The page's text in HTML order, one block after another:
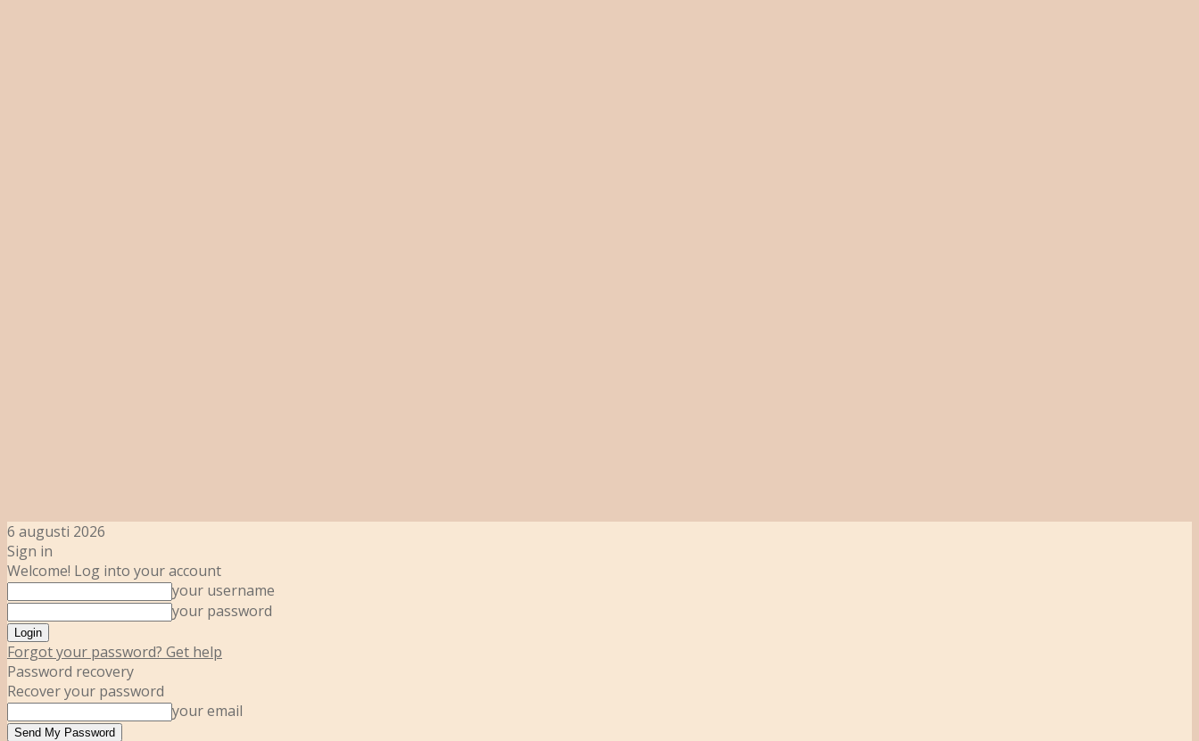
6 augusti 2026
Sign in
Welcome! Log into your account
your username
your password
Forgot your password? Get help
Password recovery
Recover your password
your email